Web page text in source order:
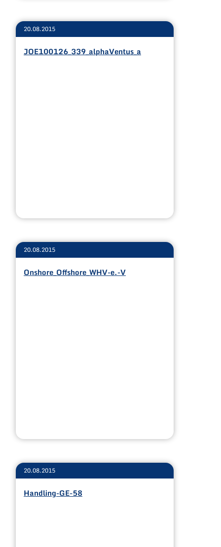
20.08.2015
JOE100126_339_alphaVentus_a
20.08.2015
Onshore_Offshore_WHV-e.-V
20.08.2015
Handling-GE-58